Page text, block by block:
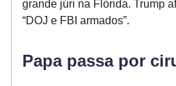
grande júri na Flórida. Trump
“DOJ e FBI armados”.
Papa passa por